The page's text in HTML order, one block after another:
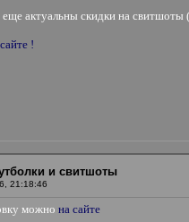
еще актуальны скидки на свитшоты
!
и свитшоты
21:18:46
можно на сайте